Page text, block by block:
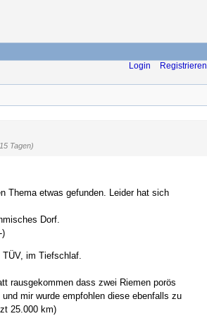
Login
Registrieren
Tagen)
Thema etwas gefunden. Leider hat sich
Dorf.
)
TÜV, im Tiefschlaf.
rausgekommen dass zwei Riemen porös
mir wurde empfohlen diese ebenfalls zu
25.000 km)